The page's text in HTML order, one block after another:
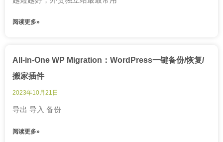
阅读更多»
All-in-One WP Migration：WordPress一键备份/恢复/
搬家插件
2023年10月21日
导出 导入 备份
阅读更多»